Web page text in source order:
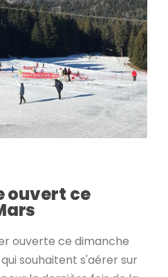
ouvert ce
ouverte ce dimanche
souhaitent s'aérer sur